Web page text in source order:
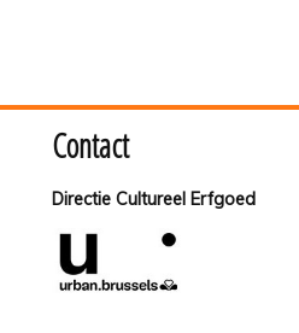
Contact
Directie Cultureel Erfgoed